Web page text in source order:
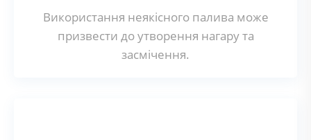
Використання неякісного палива може
призвести до утворення нагару та
засмічення.